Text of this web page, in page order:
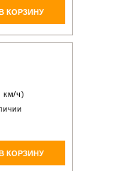
КОРЗИНУ
км/ч)
КОРЗИНУ